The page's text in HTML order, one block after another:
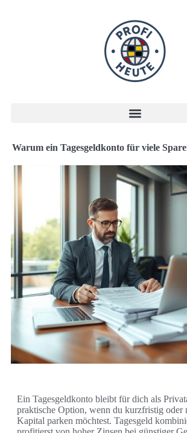
Warum ein Tagesgeldkonto für viele
Ein Tagesgeldkonto bleibt für dich als
praktische Option, wenn du kurzfristig oder
Kapital parken möchtest. Tagesgeld